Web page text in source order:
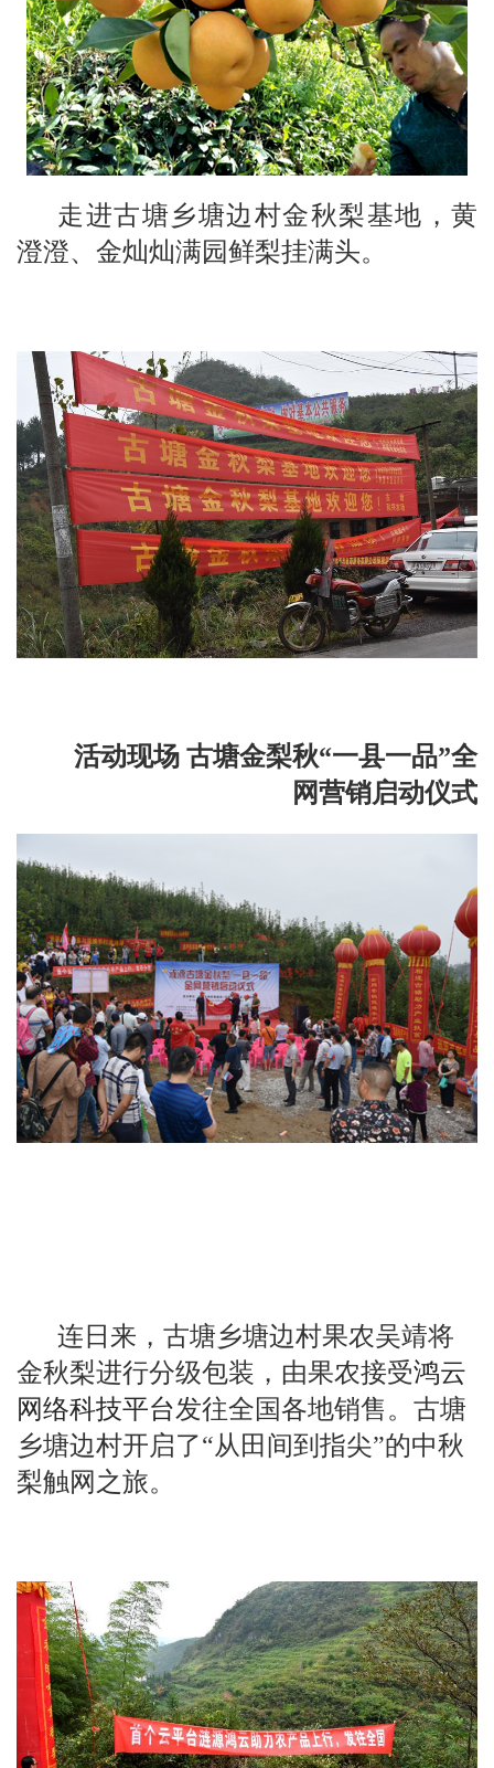
走进古塘乡塘边村金秋梨基地，黄
澄澄、金灿灿满园鲜梨挂满头。
活动现场 古塘金梨秋“一县一品”全
网营销启动仪式
连日来，古塘乡塘边村果农吴靖将
金秋梨进行分级包装，由果农接受鸿云
网络科技平台发往全国各地销售。古塘
乡塘边村开启了“从田间到指尖”的中秋
梨触网之旅。